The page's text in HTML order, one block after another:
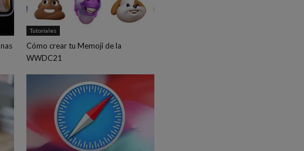
Tutoriales
Cómo crear tu Memoji de la
WWDC21